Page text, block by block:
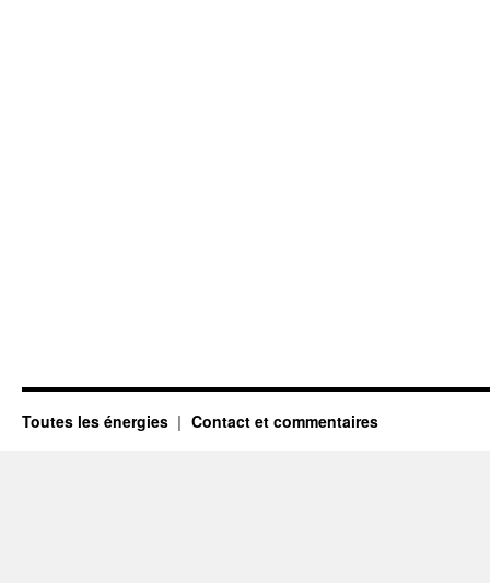
Toutes les énergies Contact et commentaires